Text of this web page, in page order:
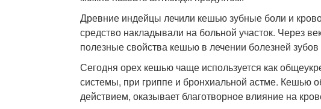
Древние индейцы лечили кешью зубные боли и
средство накладывали на больной участок. Через
полезные свойства кешью в лечении болезней зубов
Сегодня орех кешью чаще используется как
системы, при гриппе и бронхиальной астме. Кешью
действием, оказывает благотворное влияние на